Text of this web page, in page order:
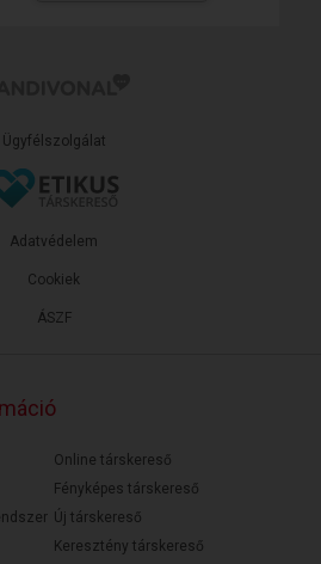
Ügyfélszolgálat
ÁSZF
Adatvédelem
Cookiek
Online társkereső
Fényképes társkereső
Új társkereső
Keresztény társkereső